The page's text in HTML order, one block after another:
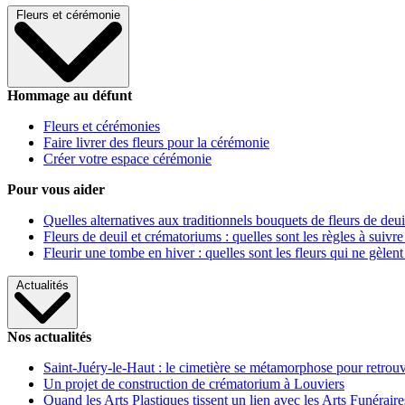
Fleurs et cérémonie
Hommage au défunt
Fleurs et cérémonies
Faire livrer des fleurs pour la cérémonie
Créer votre espace cérémonie
Pour vous aider
Quelles alternatives aux traditionnels bouquets de fleurs de
Fleurs de deuil et crématoriums : quelles sont les règles à
Fleurir une tombe en hiver : quelles sont les fleurs qui ne gèlent
Actualités
Nos actualités
Saint-Juéry-le-Haut : le cimetière se métamorphose pour
Un projet de construction de crématorium à Louviers
Quand les Arts Plastiques tissent un lien avec les Arts